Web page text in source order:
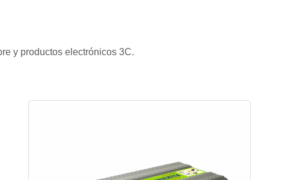
y productos electrónicos 3C.